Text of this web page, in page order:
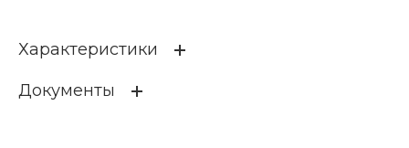
Характеристики
Возраст
Документы